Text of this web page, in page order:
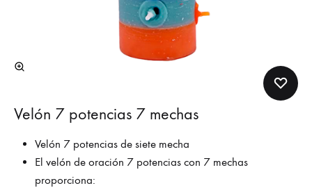
Velón 7 potencias 7 mechas
Velón 7 potencias de siete mecha
El velón de oración 7 potencias con 7 mechas
proporciona: